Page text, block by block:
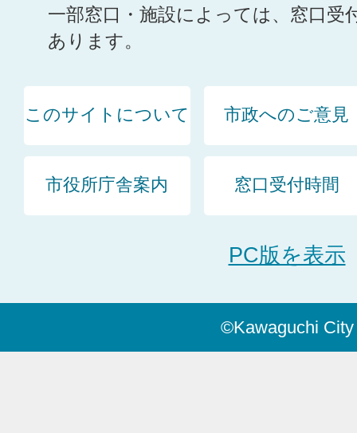
一部窓口・施設によっては、窓口受
あります。
このサイトについて 市政へのご意見
市役所庁舎案内 窓口受付時間
PC版を表示
©Kawaguchi City